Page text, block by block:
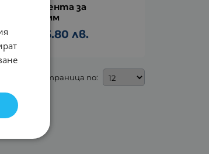
, Лепяща лента за
3мм
15.80 лв.
На страница по: